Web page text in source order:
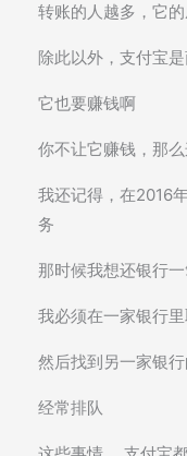
转账的人越多，它
除此以外，支付宝
它也要赚钱啊
你不让它赚钱，那
我还记得，在2016
务
那时候我想还银行
我必须在一家银行
然后找到另一家银
经常排队